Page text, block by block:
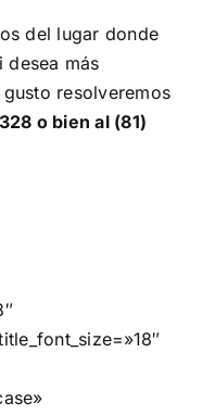
del lugar donde
desea más
resolveremos
o bien al (81)